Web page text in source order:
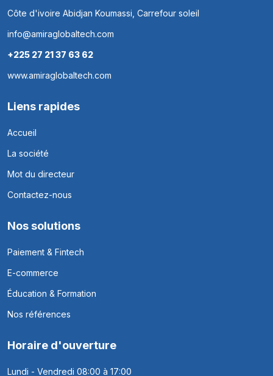
Côte d'ivoire Abidjan Koumassi, Carrefour soleil
info@amiraglobaltech.com
+225 27 21 37 63 62
www.amiraglobaltech.com
Liens rapides
Accueil
La société
Mot du directeur
Contactez-nous
Nos solutions
Paiement & Fintech
E-commerce
Éducation & Formation
Nos références
Horaire d'ouverture
Lundi - Vendredi 08:00 à 17:00